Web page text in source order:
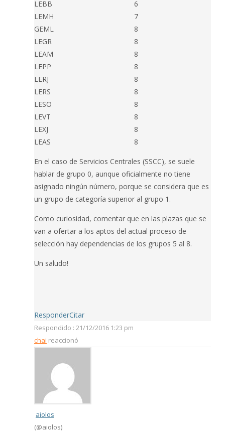
LEBB
6
LEMH
7
GEML
8
LEGR
8
LEAM
8
LEPP
8
LERJ
8
LERS
8
LESO
8
LEVT
8
LEXJ
8
LEAS
8
En el caso de Servicios Centrales (SSCC), se suele
hablar de grupo 0, aunque oficialmente no tiene
asignado ningún número, porque se considera que es
un grupo de categoría superior al grupo 1.
Como curiosidad, comentar que en las plazas que se
van a ofertar a los aptos del actual proceso de
selección hay dependencias de los grupos 5 al 8.
Un saludo!
ResponderCitar
Respondido : 21/12/2016 1:23 pm
chai reaccionó
aiolos
(@aiolos)